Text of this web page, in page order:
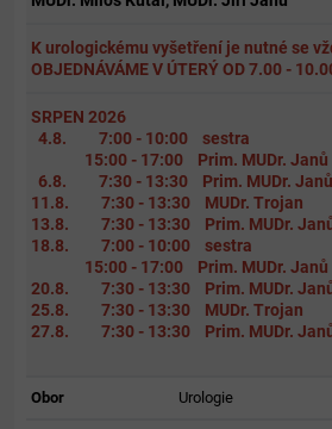
K urologickému vyšetření je nutné se
OBJEDNÁVÁME V ÚTERÝ OD 7.00 -
SRPEN 2026
4.8. 7:00 - 10:00 sestra
15:00 - 17:00 Prim. MUDr. Janů
6.8. 7:30 - 13:30 Prim. MUDr. Janů
11.8. 7:30 - 13:30 MUDr. Trojan
13.8. 7:30 - 13:30 Prim. MUDr.
18.8. 7:00 - 10:00 sestra
15:00 - 17:00 Prim. MUDr. Janů
20.8. 7:30 - 13:30 Prim. MUDr.
25.8. 7:30 - 13:30 MUDr. Trojan
27.8. 7:30 - 13:30 Prim. MUDr.
Obor Urologie